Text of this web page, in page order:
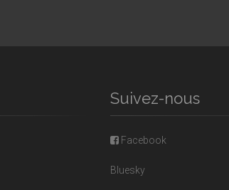
Suivez-nous
Facebook
Bluesky